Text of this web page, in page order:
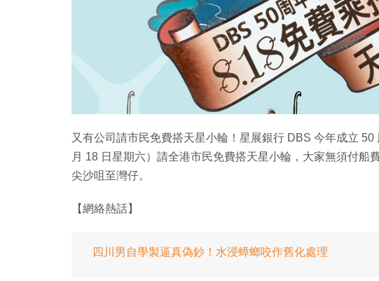
又有公司請市民免費搭天星小輪！星展銀行 DBS 今年成立
月 18 日星期六）請全港市民免費搭天星小輪，大家無須付船
尖沙咀至灣仔。
【網絡熱話】
四川男自學製逼真偽鈔！水浸蟑螂咬作舊化處理